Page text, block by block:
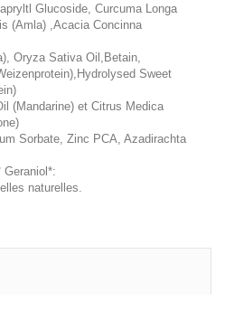
Glucoside, Curcuma Longa
(Amla) ,Acacia Concinna
Oryza Sativa Oil,Betain,
Sweet
(Mandarine) et Citrus Medica
Sorbate, Zinc PCA, Azadirachta
Geraniol*:
naturelles.